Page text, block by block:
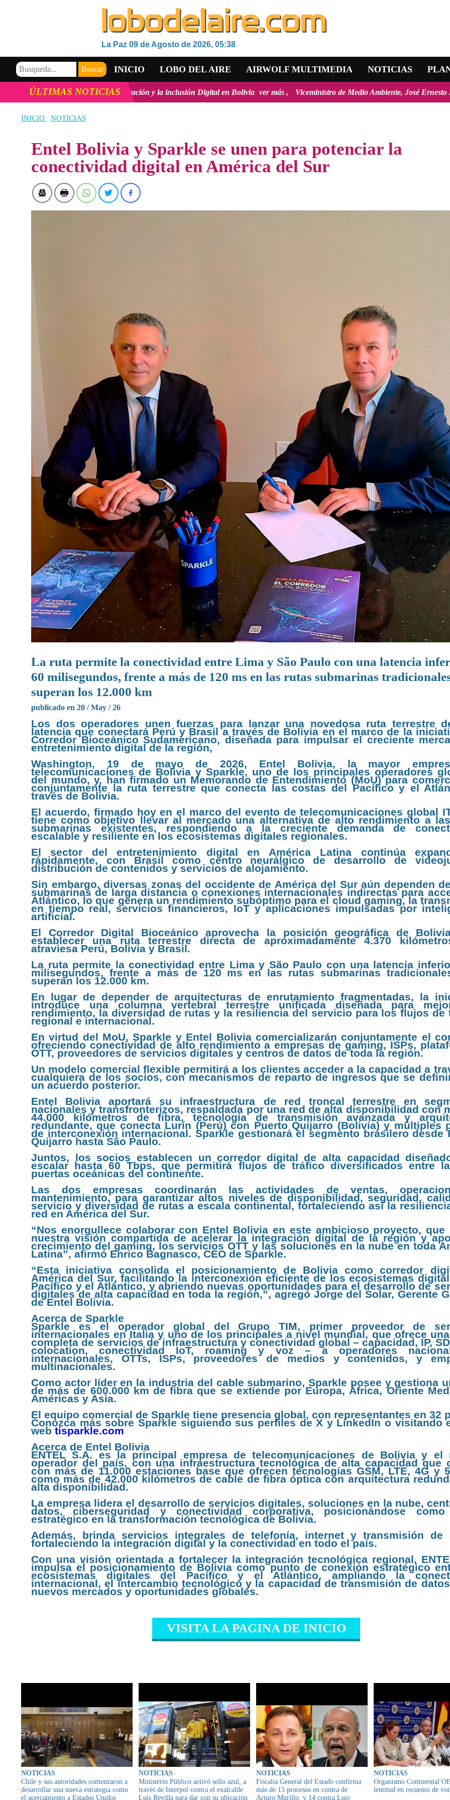
La Paz 09 de Agosto de 2026, 05:38
INICIO LOBO DEL AIRE AIRWOLF MULTIMEDIA NOTICIAS
VIDEOS
ÚLTIMAS NOTICIAS
la innovación y la inclusión Digital en Bolivia ver más Viceministro de Medio Ambiente, José Ernesto Ávila: "la mayoría de los
INICIO NOTICIAS
Entel Bolivia y Sparkle se unen para potenciar la
conectividad digital en América del Sur
La ruta permite la conectividad entre Lima y São Paulo con una latencia
60 milisegundos, frente a más de 120 ms en las rutas submarinas
superan los 12.000 km
publicado en 20 / May / 26
Los dos operadores unen fuerzas para lanzar una novedosa ruta terrestre
latencia que conectará Perú y Brasil a través de Bolivia en el marco de la
Corredor Bioceánico Sudamericano, diseñada para impulsar el creciente
entretenimiento digital de la región,
Washington, 19 de mayo de 2026, Entel Bolivia, la mayor
telecomunicaciones de Bolivia y Sparkle, uno de los principales operadores
del mundo, y, han firmado un Memorando de Entendimiento (MoU) para
conjuntamente la ruta terrestre que conecta las costas del Pacífico y el
través de Bolivia.
El acuerdo, firmado hoy en el marco del evento de telecomunicaciones global
tiene como objetivo llevar al mercado una alternativa de alto rendimiento a
submarinas existentes, respondiendo a la creciente demanda de
escalable y resiliente en los ecosistemas digitales regionales.
El sector del entretenimiento digital en América Latina continúa
rápidamente, con Brasil como centro neurálgico de desarrollo de
distribución de contenidos y servicios de alojamiento.
Sin embargo, diversas zonas del occidente de América del Sur aún dependen
submarinas de larga distancia o conexiones internacionales indirectas para
Atlántico, lo que genera un rendimiento subóptimo para el cloud gaming, la
en tiempo real, servicios financieros, IoT y aplicaciones impulsadas por
artificial.
El Corredor Digital Bioceánico aprovecha la posición geográfica de
establecer una ruta terrestre directa de aproximadamente 4.370
atraviesa Perú, Bolivia y Brasil.
La ruta permite la conectividad entre Lima y São Paulo con una latencia
milisegundos, frente a más de 120 ms en las rutas submarinas
superan los 12.000 km.
En lugar de depender de arquitecturas de enrutamiento fragmentadas, la
introduce una columna vertebral terrestre unificada diseñada para
rendimiento, la diversidad de rutas y la resiliencia del servicio para los flujos de
regional e internacional.
En virtud del MoU, Sparkle y Entel Bolivia comercializarán conjuntamente el
ofreciendo conectividad de alto rendimiento a empresas de gaming, ISPs,
OTT, proveedores de servicios digitales y centros de datos de toda la región.
Un modelo comercial flexible permitirá a los clientes acceder a la capacidad a
cualquiera de los socios, con mecanismos de reparto de ingresos que se
un acuerdo posterior.
Entel Bolivia aportará su infraestructura de red troncal terrestre en
nacionales y transfronterizos, respaldada por una red de alta disponibilidad con
44.000 kilómetros de fibra, tecnología de transmisión avanzada y
redundante, que conecta Lurín (Perú) con Puerto Quijarro (Bolivia) y múltiples
de interconexión internacional. Sparkle gestionará el segmento brasilero desde
Quijarro hasta São Paulo.
Juntos, los socios establecen un corredor digital de alta capacidad
escalar hasta 60 Tbps, que permitirá flujos de tráfico diversificados entre
puertas oceánicas del continente.
Las dos empresas coordinarán las actividades de ventas,
mantenimiento, para garantizar altos niveles de disponibilidad, seguridad,
servicio y diversidad de rutas a escala continental, fortaleciendo así la
red en América del Sur.
“Nos enorgullece colaborar con Entel Bolivia en este ambicioso proyecto, que
nuestra visión compartida de acelerar la integración digital de la región y
crecimiento del gaming, los servicios OTT y las soluciones en la nube en toda
Latina”, afirmó Enrico Bagnasco, CEO de Sparkle.
“Esta iniciativa consolida el posicionamiento de Bolivia como corredor
América del Sur, facilitando la interconexión eficiente de los ecosistemas
Pacífico y el Atlántico, y abriendo nuevas oportunidades para el desarrollo de
digitales de alta capacidad en toda la región,”, agregó Jorge del Solar, Gerente
de Entel Bolivia.
Acerca de Sparkle
Sparkle es el operador global del Grupo TIM, primer proveedor de
internacionales en Italia y uno de los principales a nivel mundial, que ofrece
completa de servicios de infraestructura y conectividad global – capacidad, IP,
colocation, conectividad IoT, roaming y voz – a operadores
internacionales, OTTs, ISPs, proveedores de medios y contenidos, y
multinacionales.
Como actor líder en la industria del cable submarino, Sparkle posee y gestiona
de más de 600.000 km de fibra que se extiende por Europa, África, Oriente
Américas y Asia.
El equipo comercial de Sparkle tiene presencia global, con representantes en 32
Conozca más sobre Sparkle siguiendo sus perfiles de X y LinkedIn o visitando
web tisparkle.com
Acerca de Entel Bolivia
ENTEL S.A. es la principal empresa de telecomunicaciones de Bolivia y el
operador del país, con una infraestructura tecnológica de alta capacidad que
con más de 11.000 estaciones base que ofrecen tecnologías GSM, LTE, 4G y
como más de 42.000 kilómetros de cable de fibra óptica con arquitectura
alta disponibilidad.
La empresa lidera el desarrollo de servicios digitales, soluciones en la nube,
datos, ciberseguridad y conectividad corporativa, posicionándose
estratégico en la transformación tecnológica de Bolivia.
Además, brinda servicios integrales de telefonía, internet y transmisión de
fortaleciendo la integración digital y la conectividad en todo el país.
Con una visión orientada a fortalecer la integración tecnológica regional,
impulsa el posicionamiento de Bolivia como punto de conexión estratégico
ecosistemas digitales del Pacífico y el Atlántico, ampliando la
internacional, el intercambio tecnológico y la capacidad de transmisión de
nuevos mercados y oportunidades globales.
VISITA LA PAGINA DE INICIO
NOTICIAS
Chile y sus autoridades comenzaron a
desarrollar una nueva estrategia como
el acercamiento a Estados Unidos
NOTICIAS
Ministerio Público activó sello azul, a
través de Interpol contra el exalcalde
Luis Revilla para dar con su ubicación
NOTICIAS
Fiscalía General del Estado confirma
más de 15 procesos en contra de
Arturo Murillo, y 14 contra Luis
NOTICIAS
Organismo Continental
lentitud en recuento de